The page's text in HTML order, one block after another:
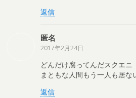
返信
匿名
2017年2月24日
どんだけ腐ってんだスクエニ
まともな人間もう一人も居な
返信